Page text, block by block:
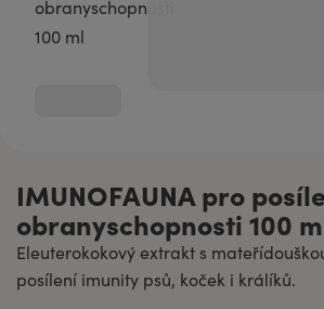
IMUNOFAUNA pro
obranyschopnosti 100
Eleuterokokový extrakt s
posílení imunity psů, koček i králíků.